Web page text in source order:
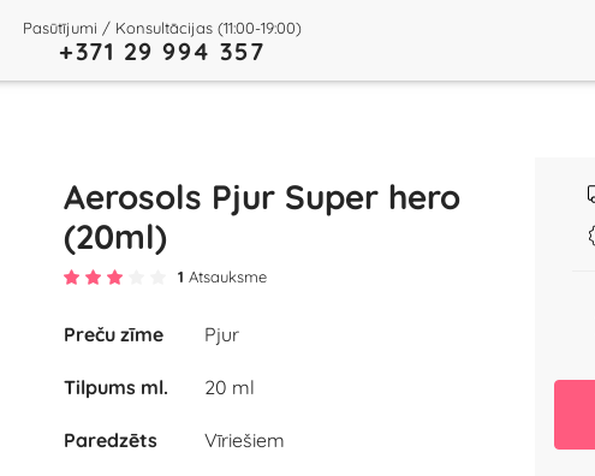
Pasūtījumi / Konsultācijas (11:00-19:00)
+371 29 994 357
Aerosols Pjur Super hero
(20ml)
1 Atsauksme
Preču zīme Pjur
Tilpums ml. 20 ml
Paredzēts Vīriešiem